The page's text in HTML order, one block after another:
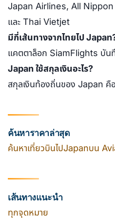
Japan Airlines, All
และ Thai Vietjet
มีกี่เส้นทางจากไทยไป
แคตตาล็อก SiamFlights บัน
Japan ใช้สกุลเงินอะไร?
สกุลเงินท้องถิ่นของ Japan คื
ค้นหาราคาล่าสุด
ค้นหาเที่ยวบินไปJapanบน
เส้นทางแนะนำ
ทุกจุดหมาย